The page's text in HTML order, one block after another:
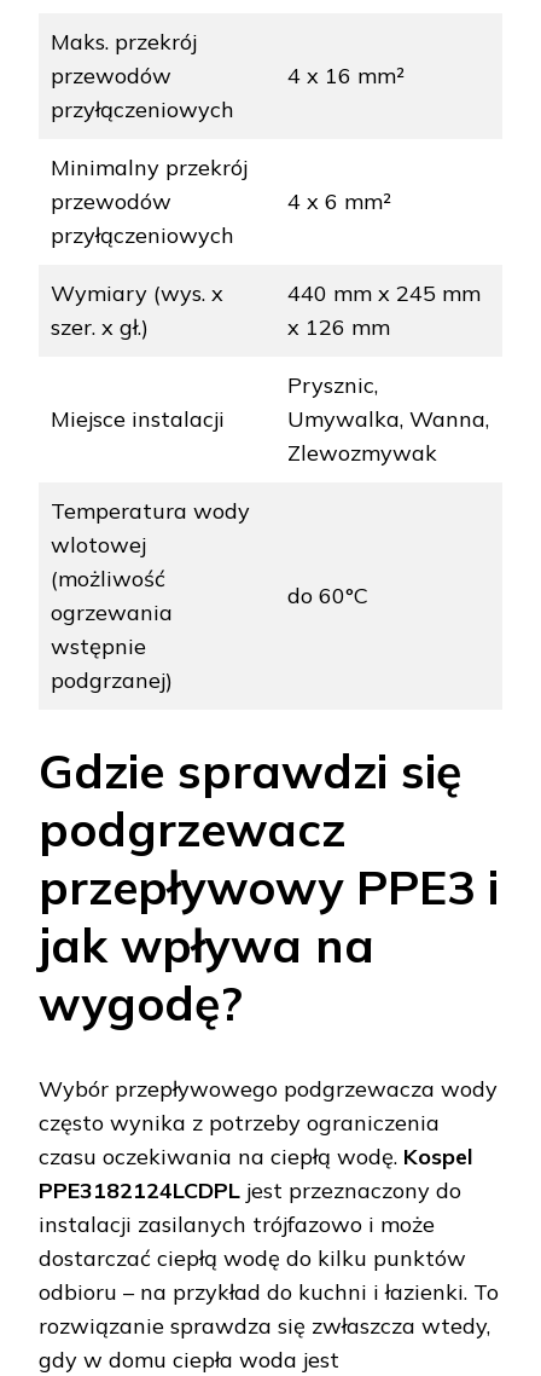
Maks. przekrój
przewodów
przyłączeniowych
4 x 16 mm²
Minimalny przekrój
przewodów
przyłączeniowych
4 x 6 mm²
Wymiary (wys. x
szer. x gł.)
440 mm x 245 mm
x 126 mm
Miejsce instalacji
Prysznic,
Umywalka, Wanna,
Zlewozmywak
Temperatura wody
wlotowej
(możliwość
ogrzewania
wstępnie
podgrzanej)
do 60°C
Gdzie sprawdzi się
podgrzewacz
przepływowy PPE3 i
jak wpływa na
wygodę?
Wybór przepływowego podgrzewacza wody
często wynika z potrzeby ograniczenia
czasu oczekiwania na ciepłą wodę. Kospel
PPE3182124LCDPL jest przeznaczony do
instalacji zasilanych trójfazowo i może
dostarczać ciepłą wodę do kilku punktów
odbioru – na przykład do kuchni i łazienki. To
rozwiązanie sprawdza się zwłaszcza wtedy,
gdy w domu ciepła woda jest